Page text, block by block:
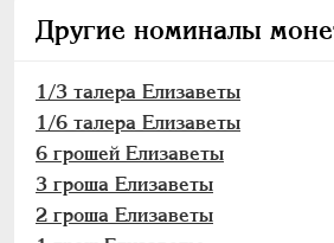
Другие номиналы
1/3 талера Елизаветы
1/6 талера Елизаветы
6 грошей Елизаветы
3 гроша Елизаветы
2 гроша Елизаветы